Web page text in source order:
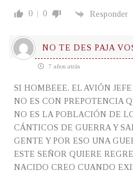
0 0 Responder
NO TE DES PAJA
7 años atrás
SI HOMBEEE, EL AVIÓN
NO ES CON PREPOTENCIA
NO ES LA POBLACIÓN DE
CÁNTICOS DE GUERRA Y
GENTE Y POR ESO UNA
ESTE SEÑOR QUIERE
NACIDO CREO CUANDO